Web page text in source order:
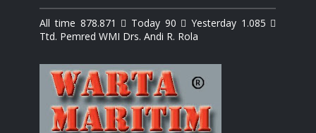
All time 878.871  Today 90  Yesterday 1.085 
Ttd. Pemred WMI Drs. Andi R. Rola